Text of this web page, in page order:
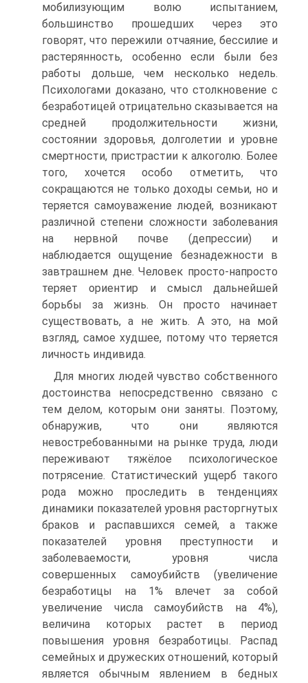
мобилизующим волю испытанием,
большинство прошедших через это
говорят, что пережили отчаяние, бессилие и
растерянность, особенно если были без
работы дольше, чем несколько недель.
Психологами доказано, что столкновение с
безработицей отрицательно сказывается на
средней продолжительности жизни,
состоянии здоровья, долголетии и уровне
смертности, пристрастии к алкоголю. Более
того, хочется особо отметить, что
сокращаются не только доходы семьи, но и
теряется самоуважение людей, возникают
различной степени сложности заболевания
на нервной почве (депрессии) и
наблюдается ощущение безнадежности в
завтрашнем дне. Человек просто-напросто
теряет ориентир и смысл дальнейшей
борьбы за жизнь. Он просто начинает
существовать, а не жить. А это, на мой
взгляд, самое худшее, потому что теряется
личность индивида.
Для многих людей чувство собственного
достоинства непосредственно связано с
тем делом, которым они заняты. Поэтому,
обнаружив, что они являются
невостребованными на рынке труда, люди
переживают тяжёлое психологическое
потрясение. Статистический ущерб такого
рода можно проследить в тенденциях
динамики показателей уровня расторгнутых
браков и распавшихся семей, а также
показателей уровня преступности и
заболеваемости, уровня числа
совершенных самоубийств (увеличение
безработицы на 1% влечет за собой
увеличение числа самоубийств на 4%),
величина которых растет в период
повышения уровня безработицы. Распад
семейных и дружеских отношений, который
является обычным явлением в бедных